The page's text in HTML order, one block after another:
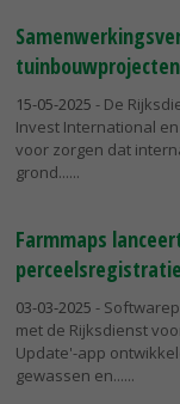
15-05-2025 - De
Invest International
voor zorgen dat
grond...
Farmmaps
perceelsregistratie
03-03-2025 -
met de Rijksdienst
Update'-app
gewassen en...